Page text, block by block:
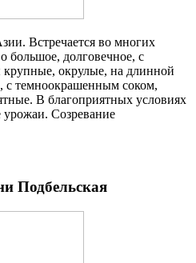
Встречается во многих
большое, долговечное, с
окрулые, на длинной
с темноокрашенным соком,
В благоприятных условиях
урожаи. Созревание
Подбельская